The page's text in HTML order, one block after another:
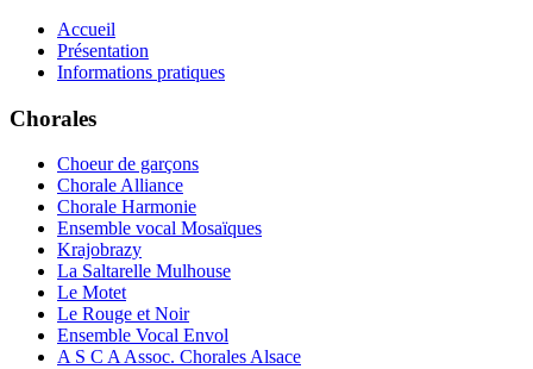
Accueil
Présentation
Informations pratiques
Chorales
Choeur de garçons
Chorale Alliance
Chorale Harmonie
Ensemble vocal Mosaïques
Krajobrazy
La Saltarelle Mulhouse
Le Motet
Le Rouge et Noir
Ensemble Vocal Envol
A S C A Assoc. Chorales Alsace